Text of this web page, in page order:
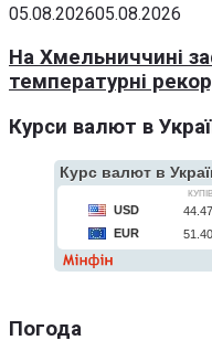
05.08.202605.08.2026
На Хмельниччині
температурні
Курси валют в
Погода